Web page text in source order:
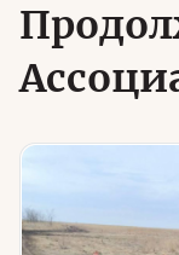
Контакты
Стать